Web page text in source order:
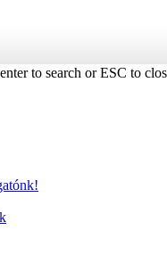
to search or ESC to